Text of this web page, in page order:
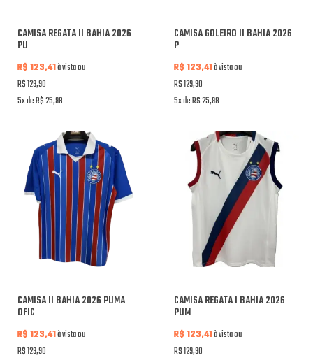
CAMISA REGATA II BAHIA 2026
PU
R$ 123,41à vista ou
R$ 129,90
5x de R$ 25,98
CAMISA GOLEIRO II BAHIA 2026
P
R$ 123,41à vista ou
R$ 129,90
5x de R$ 25,98
CAMISA II BAHIA 2026 PUMA
OFIC
R$ 123,41à vista ou
R$ 129,90
CAMISA REGATA I BAHIA 2026
PUM
R$ 123,41à vista ou
R$ 129,90